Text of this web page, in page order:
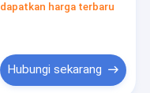
Ultraviolet
dapatkan harga terbaru
Hubungi sekarang